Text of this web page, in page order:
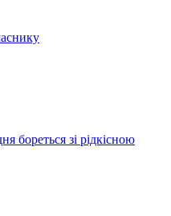
бореться зі рідкісною